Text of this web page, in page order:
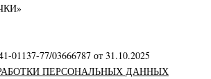
01137-77/03666787 от 31.10.2025
ПЕРСОНАЛЬНЫХ ДАННЫХ